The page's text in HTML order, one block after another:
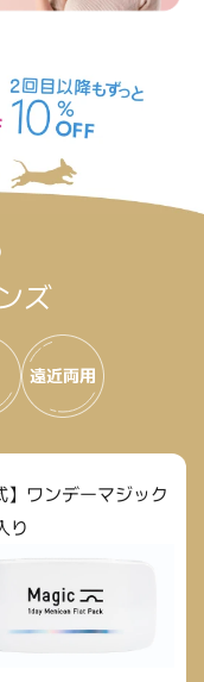
ズ
】ワンデーマジック
り